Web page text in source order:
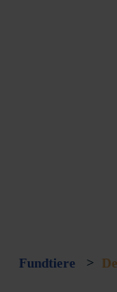
Fundtiere >